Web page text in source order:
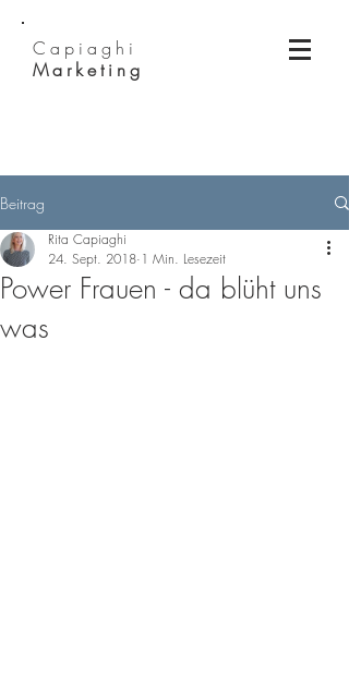
Capiaghi
Marketing
Beitrag
Power Frauen - da blüht uns
was
Rita Capiaghi
24. Sept. 2018 1 Min. Lesezeit